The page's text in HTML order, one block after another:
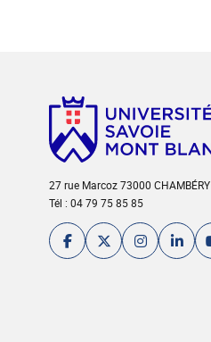
27 rue Marcoz 73000 CHAMBÉRY
Tél : 04 79 75 85 85